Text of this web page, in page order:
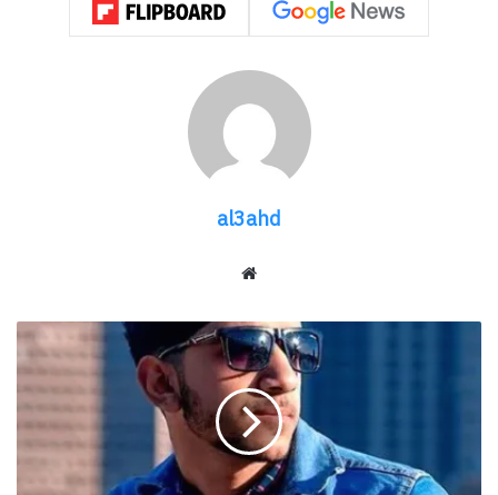
الجلوكوز مباشره بالدم. الاطعمه المليئه بالسكريات.
الأنسولين لحرق الزاد من جلوكوز.
المداومة على مجهود رياضى ثابت.
إذا أردت أن تتخلص من مقاومة الأنسولين فعليك
al3ahd
القصير